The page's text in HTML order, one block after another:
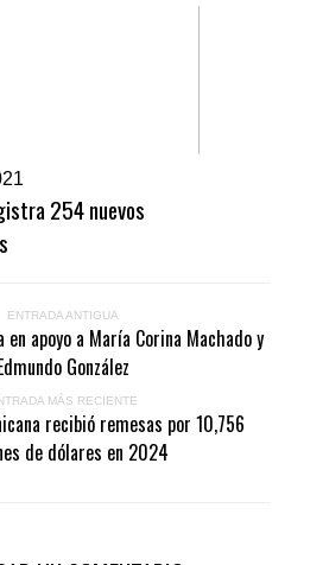
254 nuevos
ENTRADA ANTIGUA
en apoyo a María Corina Machado y
González
MÁS RECIENTE
recibió remesas por 10,756
de dólares en 2024